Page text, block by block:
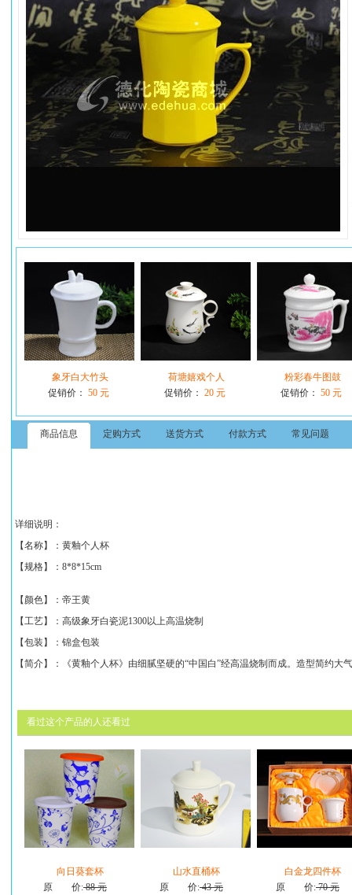
象牙白大竹头
促销价： 50 元
荷塘嬉戏个人
促销价： 20 元
粉彩春牛图鼓
促销价： 50 元
商品信息 定购方式 送货方式 付款方式 常见问题
详细说明：
【名称】： 黄釉个人杯
【规格】： 8*8*15cm
【颜色】：帝王黄
【工艺】：高级象牙白瓷泥1300以上高温烧制
【包装】：锦盒包装
【简介】：《黄釉个人杯》 由细腻坚硬的“中国白”经高温烧制而成。造型简约大
看过这个产品的人还看过
向日葵套杯
原 价:88 元
山水直桶杯
原 价:43 元
白金龙四件杯
原 价:70 元